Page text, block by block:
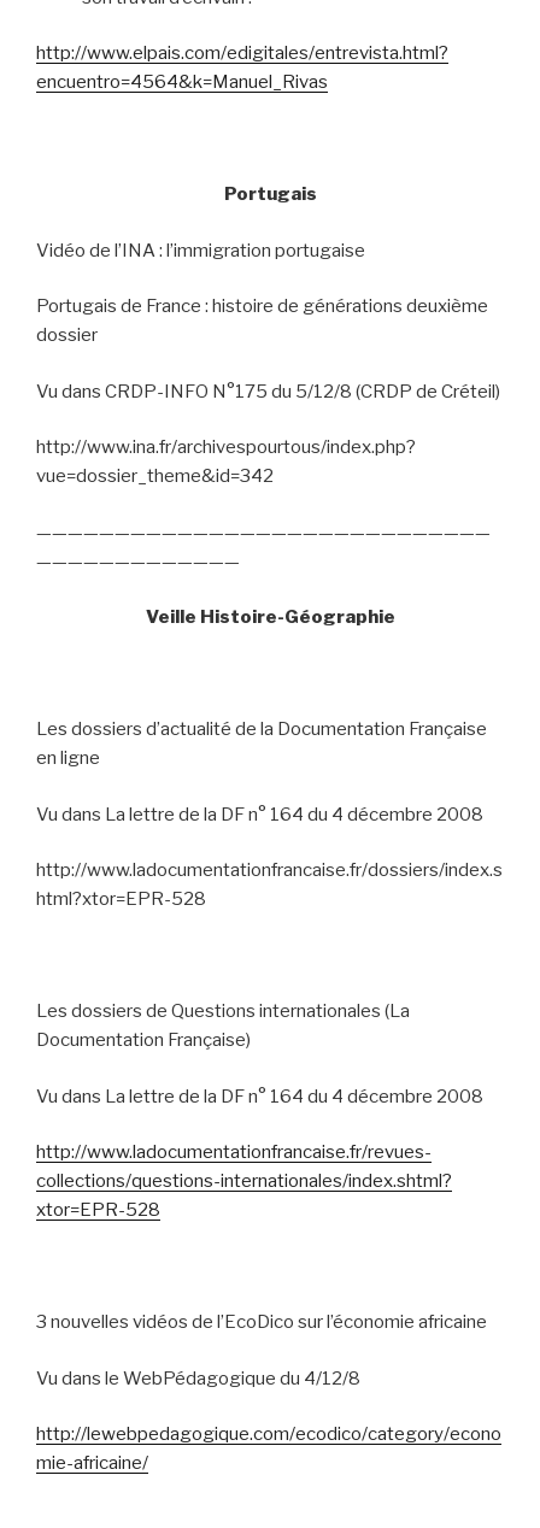
http://www.elpais.com/edigitales/entrevista.html?
encuentro=4564&k=Manuel_Rivas
Portugais
Vidéo de l’INA : l’immigration portugaise
Portugais de France : histoire de générations deuxième
dossier
Vu dans CRDP-INFO N°175 du 5/12/8 (CRDP de Créteil)
http://www.ina.fr/archivespourtous/index.php?
vue=dossier_theme&id=342
—————————————————————————————
—————————————
Veille Histoire-Géographie
Les dossiers d’actualité de la Documentation Française
en ligne
Vu dans La lettre de la DF n° 164 du 4 décembre 2008
http://www.ladocumentationfrancaise.fr/dossiers/index.s
html?xtor=EPR-528
Les dossiers de Questions internationales (La
Documentation Française)
Vu dans La lettre de la DF n° 164 du 4 décembre 2008
http://www.ladocumentationfrancaise.fr/revues-
collections/questions-internationales/index.shtml?
xtor=EPR-528
3 nouvelles vidéos de l’EcoDico sur l’économie africaine
Vu dans le WebPédagogique du 4/12/8
http://lewebpedagogique.com/ecodico/category/econo
mie-africaine/